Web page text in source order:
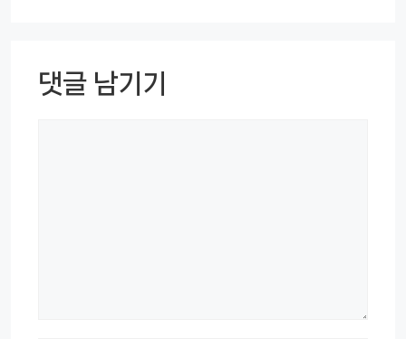
댓글 남기기